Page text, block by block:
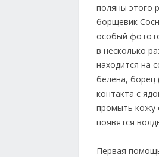
поляны этого
борщевик
особый
в несколько
находится на
белена,
контакта с
промыть кожу
появятся
Первая